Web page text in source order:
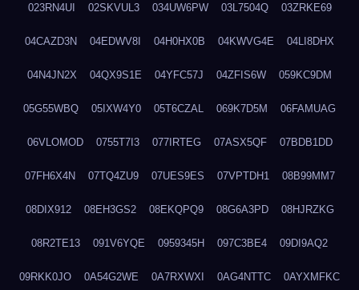
023RN4UI 02SKVUL3 034UW6PW 03L7504Q 03ZRKE69
04CAZD3N 04EDWV8I 04H0HX0B 04KWVG4E 04LI8DHX
04N4JN2X 04QX9S1E 04YFC57J 04ZFIS6W 059KC9DM
05G55WBQ 05IXW4Y0 05T6CZAL 069K7D5M 06FAMUAG
06VLOMOD 0755T7I3 077IRTEG 07ASX5QF 07BDB1DD
07FH6X4N 07TQ4ZU9 07UES9ES 07VPTDH1 08B99MM7
08DIX912 08EH3GS2 08EKQPQ9 08G6A3PD 08HJRZKG
08R2TE13 091V6YQE 0959345H 097C3BE4 09DI9AQ2
09RKK0JO 0A54G2WE 0A7RXWXI 0AG4NTTC 0AYXMFKC